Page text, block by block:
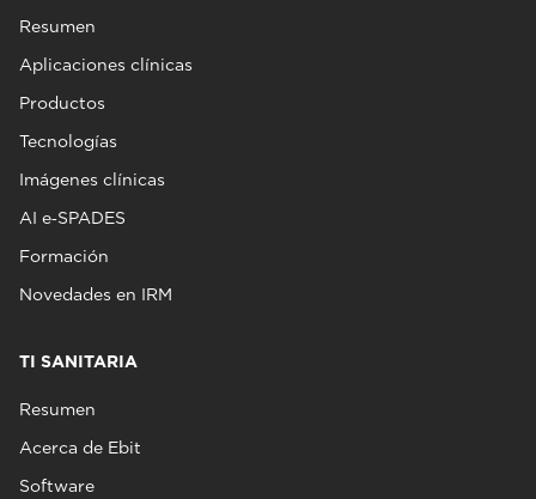
Resumen
Aplicaciones clínicas
Productos
Tecnologías
Imágenes clínicas
AI e‑SPADES
Formación
Novedades en IRM
TI SANITARIA
Resumen
Acerca de Ebit
Software